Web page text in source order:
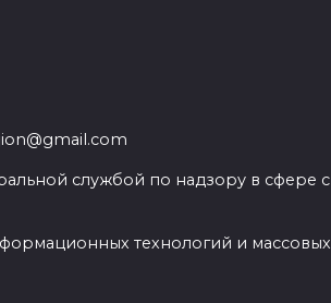
службой по надзору в сфере
технологий и массовых